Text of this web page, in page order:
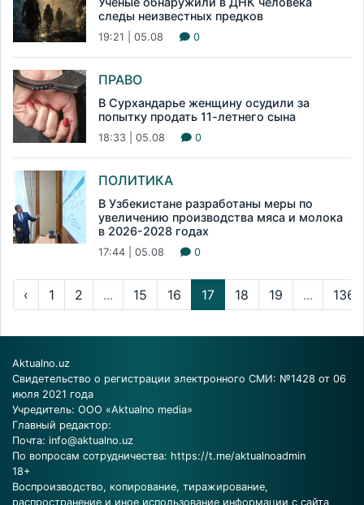
следы неизвестных предков
19:21 | 05.08 0
ПРАВО
В Сурхандарье женщину осудили за
попытку продать 11-летнего сына
18:33 | 05.08 0
ПОЛИТИКА
В Узбекистане разработаны меры по
увеличению производства мяса и молока
в 2026-2028 годах
17:44 | 05.08 0
‹ 1 2 ... 15 16 17 18 19 ... 136
Aktualno.uz
Свидетельство о регистрации электронного СМИ: №1428 от 06
июля 2021 года
Учредитель: ООО «Aktualno media»
Главный редактор:
Почта: info@aktualno.uz
По вопросам сотрудничества: https://t.me/aktualnoadmin
18+
Воспроизводство, копирование, тиражирование,
распространение и иное использование информации с сайта